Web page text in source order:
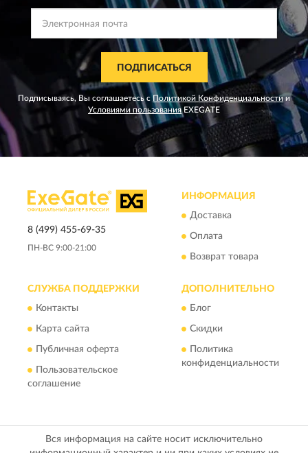
ПОДПИСАТЬСЯ
Подписываясь, Вы соглашаетесь сПолитикой Конфиденциальности и
Условиями пользованияEXEGATE
8 (499) 455-69-35
ПН-ВС 9:00-21:00
ИНФОРМАЦИЯ
Доставка
Оплата
Возврат товара
СЛУЖБА ПОДДЕРЖКИ
Контакты
Карта сайта
Публичная оферта
Пользовательское
соглашение
ДОПОЛНИТЕЛЬНО
Блог
Скидки
Политика
конфиденциальности
Вся информация на сайте носит исключительно